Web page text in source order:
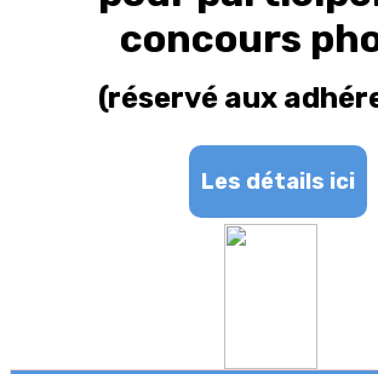
concours
(réservé aux
Les détails ici